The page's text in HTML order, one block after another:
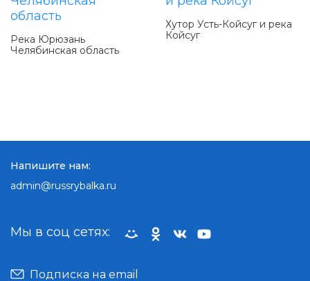
Река Юрюзань
Челябинская область
Хутор Усть-Койсуг и река
Койсуг
Мы в соц сетях:
Подписка на email
Напишите нам:
admin@russrybalka.ru